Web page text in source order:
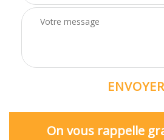
On vous rappelle